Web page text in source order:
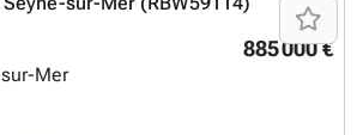
885 000 €
Mer